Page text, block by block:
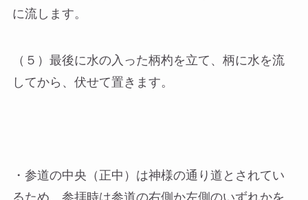
に流します。
（５）最後に水の入った柄杓を立て、柄に水を流
してから、伏せて置きます。
・参道の中央（正中）は神様の通り道とされてい
るため、参拝時は参道の右側か左側のいずれかを